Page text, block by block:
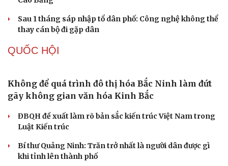
Bắt giữ người phụ nữ giả danh công an lừa đảo "chạy
án" 400 triệu đồng
Tạm giữ hình sự người đàn ông đạp ngã chồng cũ của
bạn gái giữa đường
đến 1h sáng
TỔ CHỨC NHÂN SỰ
hành chính - chính trị tỉnh